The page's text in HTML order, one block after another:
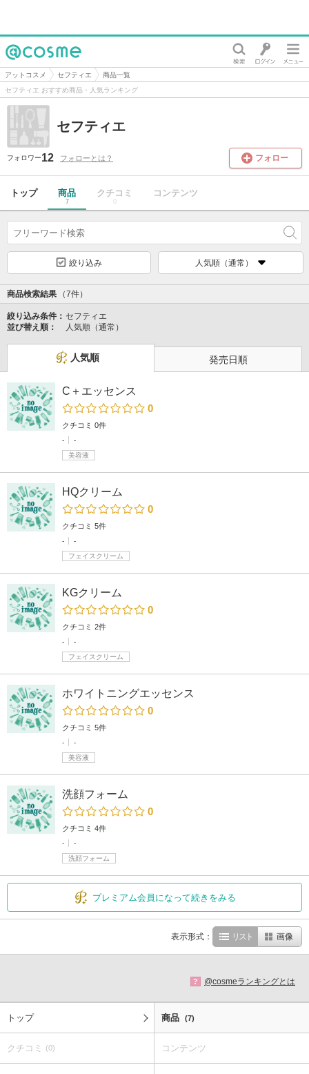
@cosme
アットコスメ セフティエ
商品一覧
セフティエ おすすめ商品・人気ランキング
セフティエ
フォロワー12 フォローとは？ フォロー
トップ 商品
7
クチコミ
0
コンテンツ
絞り込み 人気順（通常）
商品検索結果 （7件）
絞り込み条件： セフティエ
並び替え順：
人気順（通常）
人気順 発売日順
C＋エッセンス
0
クチコミ 0件
-
-
美容液
HQクリーム
0
クチコミ 5件
-
-
フェイスクリーム
KGクリーム
0
クチコミ 2件
-
-
フェイスクリーム
ホワイトニングエッセンス
0
クチコミ 5件
-
-
美容液
洗顔フォーム
0
クチコミ 4件
-
-
洗顔フォーム
プレミアム会員になって続きをみる
表示形式： リスト 画像
? @cosmeランキングとは
トップ 商品 (7)
クチコミ (0) コンテンツ